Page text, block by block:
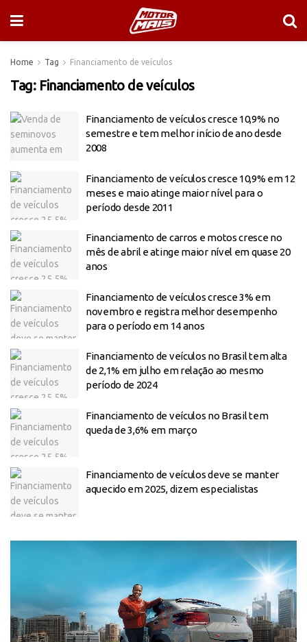
Home Tag Financiamento de veículos
Tag: Financiamento de veículos
Financiamento de veículos cresce 10,9% no
semestre e tem melhor início de ano desde
2008
Financiamento de veículos cresce 10,9% em 12
meses e maio atinge maior nível para o
período desde 2011
Financiamento de carros e motos cresce no
mês de abril e atinge maior nível em quase 20
anos
Financiamento de veículos cresce 3% em
novembro e registra melhor desempenho
para o período em 14 anos
Financiamento de veículos no Brasil tem alta
de 2,1% em julho em relação ao mesmo
período de 2024
Financiamento de veículos no Brasil tem
queda de 3,6% em março
Financiamento de veículos deve se manter
aquecido em 2025, dizem especialistas